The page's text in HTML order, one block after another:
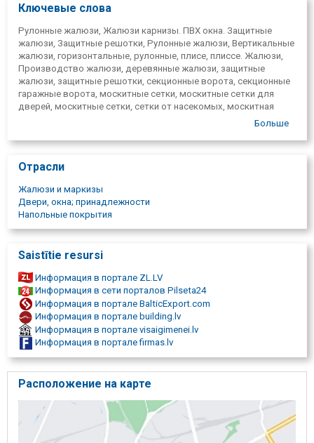
Ключевые слова
Рулонные жалюзи, Жалюзи карнизы. ПВХ окна. Защитные
жалюзи, Защитные решотки, Рулонные жалюзи, Вертикальные
жалюзи, горизонтальные, рулонные, плисе, плиссе. Жалюзи,
Производство жалюзи, деревянные жалюзи, защитные
жалюзи, защитные решотки, секционные ворота, секционные
гаражные ворота, москитные сетки, москитные сетки для
дверей, москитные сетки, сетки от насекомых, москитная
сетка, москитные сетки. ПВХ двери, ПВХ окна. Производство
Рольставни, изготовление жалюзи, солнцезащитные жалюзи.
Больше
Отрасли
Жалюзи и маркизы
Двери, окна; принадлежности
Напольные покрытия
Saistītie resursi
Информация в портале ZL.LV
Информация в сети порталов Pilseta24
Информация в портале BalticExport.com
Информация в портале building.lv
Информация в портале visaigimenei.lv
Информация в портале firmas.lv
Расположение на карте